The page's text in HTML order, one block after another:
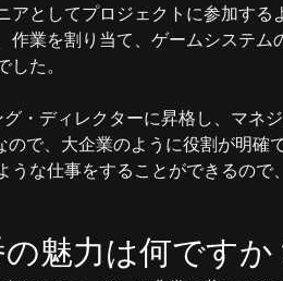
アとしてプロジェクトに参加す
作業を割り当て、ゲームシステ
た。
・ディレクターに昇格し、マネ
で、大企業のように役割が明確
うな仕事をすることができるので
魅力は何ですか